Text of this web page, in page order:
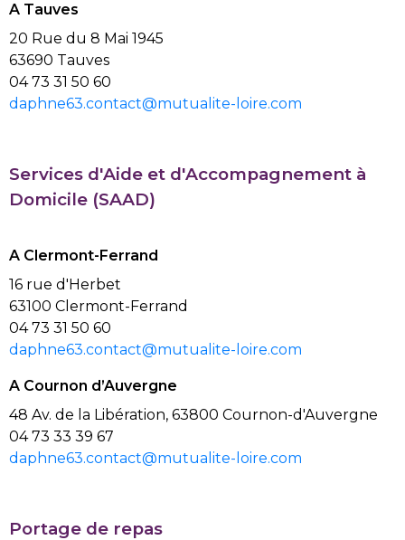
A Tauves
20 Rue du 8 Mai 1945
63690 Tauves
04 73 31 50 60
daphne63.contact@mutualite-loire.com
Services d'Aide et d'Accompagnement à
Domicile (SAAD)
A Clermont-Ferrand
16 rue d'Herbet
63100 Clermont-Ferrand
04 73 31 50 60
daphne63.contact@mutualite-loire.com
A Cournon d’Auvergne
48 Av. de la Libération, 63800 Cournon-d'Auvergne
04 73 33 39 67
daphne63.contact@mutualite-loire.com
Portage de repas